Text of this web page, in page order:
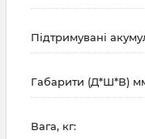
Підтримувані
Габарити (Д*Ш*В)
Вага, кг: